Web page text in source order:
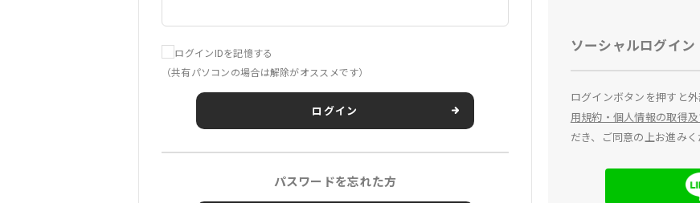
ログインIDを記憶する
（共有パソコンの場合は解除がオススメです）
ログイン
パスワードを忘れた方
ソーシャルログイン
ログインボタンを押すと
用規約・個人情報の取得
だき、ご同意の上お進みく